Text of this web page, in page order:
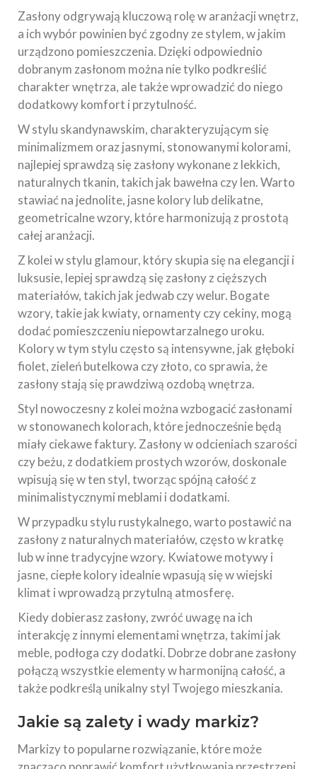
Zasłony odgrywają kluczową rolę w aranżacji wnętrz,
a ich wybór powinien być zgodny ze stylem, w jakim
urządzono pomieszczenia. Dzięki odpowiednio
dobranym zasłonom można nie tylko podkreślić
charakter wnętrza, ale także wprowadzić do niego
dodatkowy komfort i przytulność.
W stylu skandynawskim, charakteryzującym się
minimalizmem oraz jasnymi, stonowanymi kolorami,
najlepiej sprawdzą się zasłony wykonane z lekkich,
naturalnych tkanin, takich jak bawełna czy len. Warto
stawiać na jednolite, jasne kolory lub delikatne,
geometricalne wzory, które harmonizują z prostotą
całej aranżacji.
Z kolei w stylu glamour, który skupia się na elegancji i
luksusie, lepiej sprawdzą się zasłony z cięższych
materiałów, takich jak jedwab czy welur. Bogate
wzory, takie jak kwiaty, ornamenty czy cekiny, mogą
dodać pomieszczeniu niepowtarzalnego uroku.
Kolory w tym stylu często są intensywne, jak głęboki
fiolet, zieleń butelkowa czy złoto, co sprawia, że
zasłony stają się prawdziwą ozdobą wnętrza.
Styl nowoczesny z kolei można wzbogacić zasłonami
w stonowanech kolorach, które jednocześnie będą
miały ciekawe faktury. Zasłony w odcieniach szarości
czy beżu, z dodatkiem prostych wzorów, doskonale
wpisują się w ten styl, tworząc spójną całość z
minimalistycznymi meblami i dodatkami.
W przypadku stylu rustykalnego, warto postawić na
zasłony z naturalnych materiałów, często w kratkę
lub w inne tradycyjne wzory. Kwiatowe motywy i
jasne, ciepłe kolory idealnie wpasują się w wiejski
klimat i wprowadzą przytulną atmosferę.
Kiedy dobierasz zasłony, zwróć uwagę na ich
interakcję z innymi elementami wnętrza, takimi jak
meble, podłoga czy dodatki. Dobrze dobrane zasłony
połączą wszystkie elementy w harmonijną całość, a
także podkreślą unikalny styl Twojego mieszkania.
Jakie są zalety i wady markiz?
Markizy to popularne rozwiązanie, które może